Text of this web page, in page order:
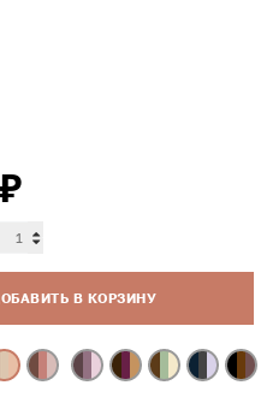
₽
В КОРЗИНУ